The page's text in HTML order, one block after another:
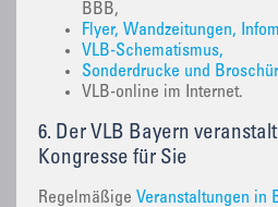
BBB,
Flyer, Wandzeitungen,
VLB-Schematismus,
Sonderdrucke und
VLB-online im Internet.
6. Der VLB Bayern
Kongresse für Sie
Regelmäßige Veranstaltungen in